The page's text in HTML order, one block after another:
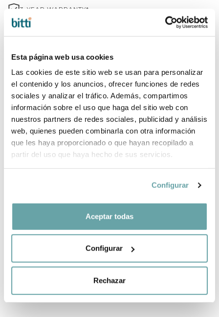
Esta página web usa cookies
Las cookies de este sitio web se usan para personalizar
el contenido y los anuncios, ofrecer funciones de redes
sociales y analizar el tráfico. Además, compartimos
información sobre el uso que haga del sitio web con
nuestros partners de redes sociales, publicidad y análisis
web, quienes pueden combinarla con otra información
que les haya proporcionado o que hayan recopilado a
partir del uso que haya hecho de sus servicios.
Configurar
Aceptar todas
Configurar
Rechazar
3-YEAR WARRANTY*
WHY CHOOSE BITTI?
SHARE
OTHER CUSTOMERS ALSO VIEWED